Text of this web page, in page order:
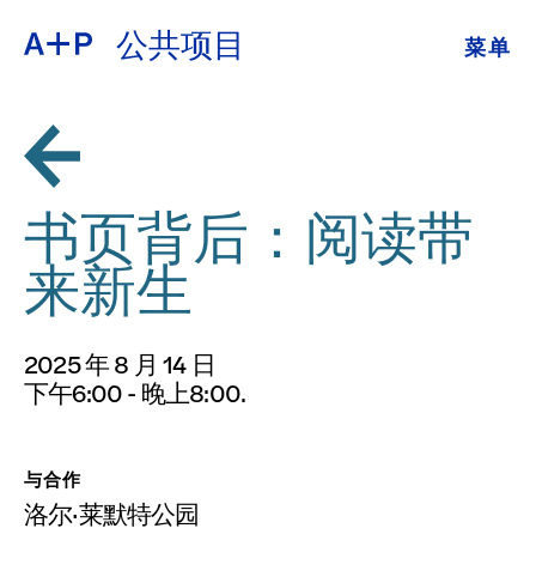
公共项目 菜单
教育
培养青年
展览
公共项目
档案
捐
ESPAÑOL
普通话
日本語
书页背后：阅读带
来新生
2025 年 8 月 14 日
下午6:00 - 晚上8:00.
与合作
洛尔·莱默特公园